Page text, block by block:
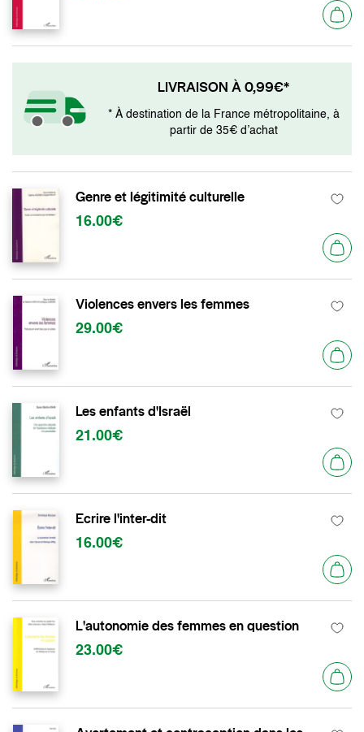
LIVRAISON À 0,99€*
* À destination de la France métropolitaine, à
partir de 35€ d’achat
Genre et légitimité culturelle
16.00€
Violences envers les femmes
29.00€
Les enfants d'Israël
21.00€
Ecrire l'inter-dit
16.00€
L'autonomie des femmes en question
23.00€